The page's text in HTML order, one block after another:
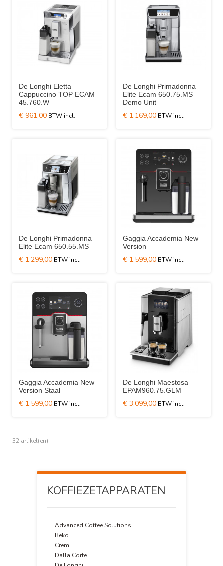
De Longhi Eletta
Cappuccino TOP ECAM
45.760.W
€ 961,00
De Longhi Primadonna
Elite Ecam 650.75.MS
Demo Unit
€ 1.169,00
De Longhi Primadonna
Elite Ecam 650.55.MS
€ 1.299,00
Gaggia Accademia New
Version
€ 1.599,00
Gaggia Accademia New
Version Staal
€ 1.599,00
De Longhi Maestosa
EPAM960.75.GLM
€ 3.099,00
32 artikel(en)
KOFFIEZETAPPARATEN
Advanced Coffee Solutions
Beko
Crem
Dalla Corte